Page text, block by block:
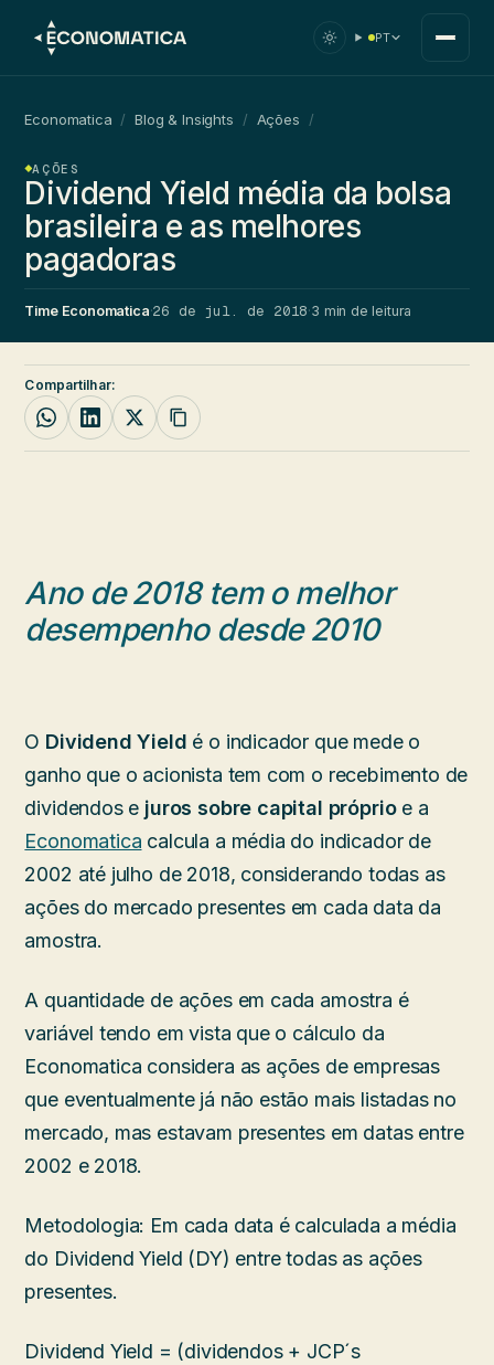
PT
Economatica / Blog & Insights / Ações /
AÇÕES
Dividend Yield média da bolsa
brasileira e as melhores
pagadoras
Time Economatica·26 de jul. de 2018·3 min de leitura
Compartilhar:
Ano de 2018 tem o melhor
desempenho desde 2010
O Dividend Yield é o indicador que mede o
ganho que o acionista tem com o recebimento de
dividendos e juros sobre capital próprioe a
Economatica calcula a média do indicador de
2002 até julho de 2018, considerando todas as
ações do mercado presentes em cada data da
amostra.
A quantidade de ações em cada amostra é
variável tendo em vista que o cálculo da
Economatica considera as ações de empresas
que eventualmente já não estão mais listadas no
mercado, mas estavam presentes em datas entre
2002 e 2018.
Metodologia: Em cada data é calculada a média
do Dividend Yield (DY) entre todas as ações
presentes.
Dividend Yield = (dividendos + JCP´s